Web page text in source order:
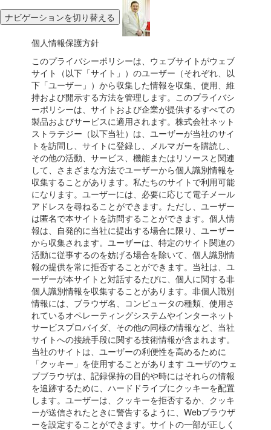
ナビゲーションを切り替える
個人情報保護方針
このプライバシーポリシーは、ウェブサイトがウェブ
サイト（以下「サイト」）のユーザー（それぞれ、以
下「ユーザー」）から収集した情報を収集、使用、維
持および開示する方法を管理します。このプライバシ
ーポリシーは、サイトおよび企業が提供するすべての
製品およびサービスに適用されます。株式会社ネット
ストラテジー（以下当社）は、ユーザーが当社のサイ
トを訪問し、サイトに登録し、メルマガーを購読し、
その他の活動、サービス、機能またはリソースと関連
して、さまざまな方法でユーザーから個人識別情報を
収集することがあります。私たちのサイトで利用可能
になります。ユーザーには、必要に応じて電子メール
アドレスを尋ねることができます。ただし、ユーザー
は匿名で本サイトを訪問することができます。個人情
報は、自発的に当社に提出する場合に限り、ユーザー
から収集されます。ユーザーは、特定のサイト関連の
活動に従事するのを妨げる場合を除いて、個人識別情
報の提供を常に拒否することができます。当社は、ユ
ーザーが本サイトと対話するたびに、個人に関する非
個人識別情報を収集することがあります。非個人識別
情報には、ブラウザ名、コンピュータの種類、使用さ
れているオペレーティングシステムやインターネット
サービスプロバイダ、その他の同様の情報など、当社
サイトへの接続手段に関する技術情報が含まれます。
当社のサイトは、ユーザーの利便性を高めるために
「クッキー」を使用することがあります ユーザのウェ
ブブラウザは、記録保持の目的や時にはそれらの情報
を追跡するために、ハードドライブにクッキーを配置
します。ユーザーは、クッキーを拒否するか、クッキ
ーが送信されたときに警告するように、Webブラウザ
ーを設定することができます。サイトの一部が正しく